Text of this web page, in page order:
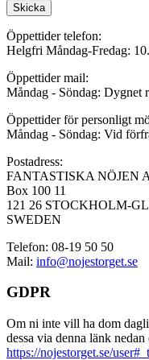
Skicka
Öppettider telefon:
Helgfri Måndag-Fredag:
Öppettider mail:
Måndag - Söndag: Dygnet
Öppettider för personligt
Måndag - Söndag: Vid
Postadress:
FANTASTISKA NÖJEN
Box 100 11
121 26 STOCKHOLM-
SWEDEN
Telefon: 08-19 50 50
Mail: info@nojestorget.se
GDPR
Om ni inte vill ha dom
dessa via denna länk
https://nojestorget.se/